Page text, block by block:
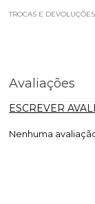
TROCAS E DEVOLUÇÕES
Avaliações
ESCREVER
Nenhuma